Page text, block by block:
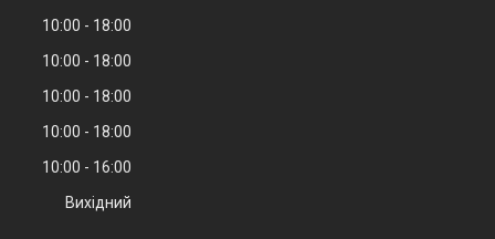
10:00
18:00
10:00
18:00
10:00
18:00
10:00
18:00
10:00
16:00
Вихідний